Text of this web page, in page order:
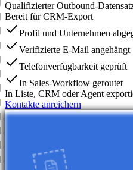
Qualifizierter Outbound-
Bereit für CRM-Export
Profil und Unternehmen
Verifizierte E-Mail angehängt
Telefonverfügbarkeit geprüft
In Sales-Workflow geroutet
In Liste, CRM oder Agent
Kontakte anreichern